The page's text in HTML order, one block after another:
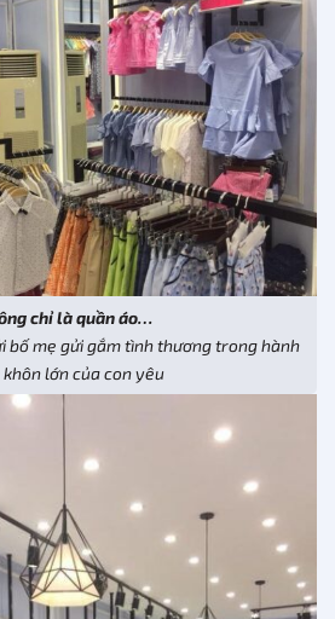
chỉ là quần áo…
bố mẹ gửi gắm tình thương trong hành
lớn của con yêu